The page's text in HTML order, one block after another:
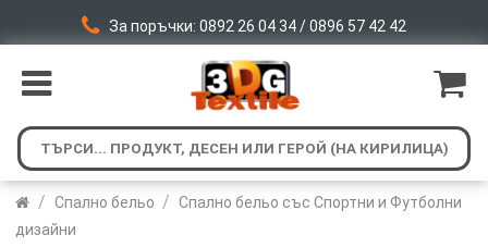
За поръчки: 0892 26 04 34 / 0896 57 42 42
/ Спално бельо / Спално бельо със Спортни и Футболни
дизайни